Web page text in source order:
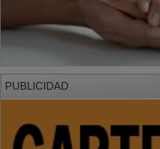
PUBLICIDAD